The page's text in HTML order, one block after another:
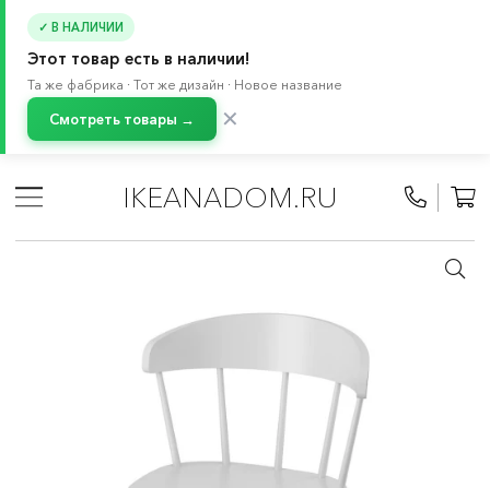
✓ В НАЛИЧИИ
Этот товар есть в наличии!
Та же фабрика · Тот же дизайн · Новое название
Смотреть товары → ✕
IKEANADOM.RU
Стулья для кухни
/ Кухонные стулья